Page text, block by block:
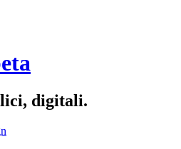
digitali.